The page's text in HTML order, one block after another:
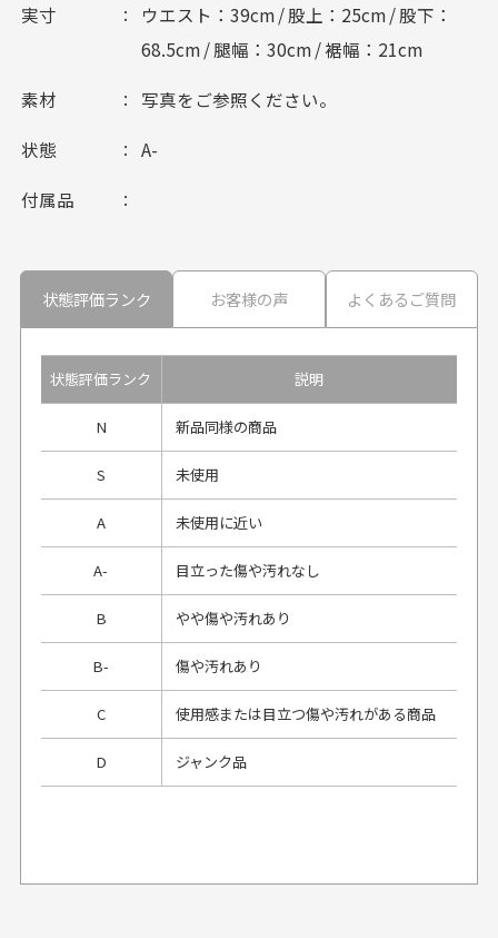
実寸
ウエスト：39cm / 股上：25cm / 股下：
68.5cm / 腿幅：30cm / 裾幅：21cm
素材 写真をご参照ください。
状態 A-
付属品
状態評価ランク お客様の声 よくあるご質問
状態評価ランク 説明
N 新品同様の商品
S 未使用
A 未使用に近い
A- 目立った傷や汚れなし
B やや傷や汚れあり
B- 傷や汚れあり
C 使用感または目立つ傷や汚れがある商品
D ジャンク品